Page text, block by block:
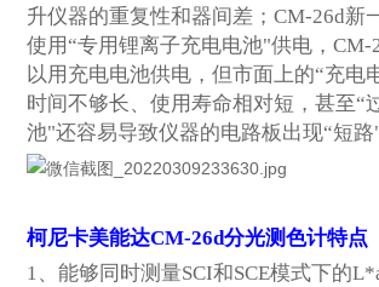
升仪器的重复性和器间差；CM-26d新
使用“专用锂离子充电电池"供电，CM-
以用充电电池供电，但市面上的“充电
时间不够长、使用寿命相对短，甚至“
池"还容易导致仪器的电路板出现“短路"
柯尼卡美能达CM-26d分光测色计特点
1、能够同时测量SCI和SCE模式下的